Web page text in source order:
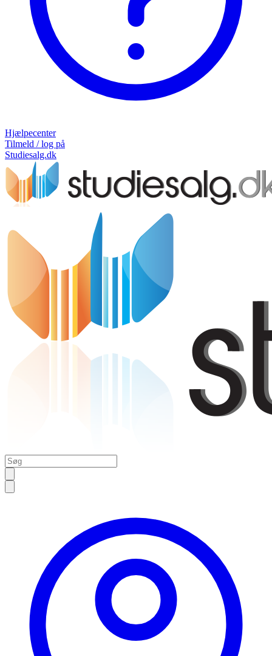
Hjælpecenter
Tilmeld / log på
Studiesalg.dk